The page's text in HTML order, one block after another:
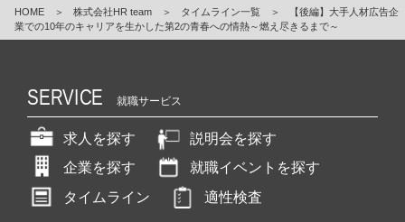
HOME ＞ 株式会社HR team ＞ タイムライン一覧 ＞
【後編】大手人材広告企
業での10年のキャリアを生かした第2の青春への情熱～燃え尽きるまで～
SERVICE 就職サービス
求人を探す
説明会を探す
企業を探す
就職イベントを探す
タイムライン
適性検査